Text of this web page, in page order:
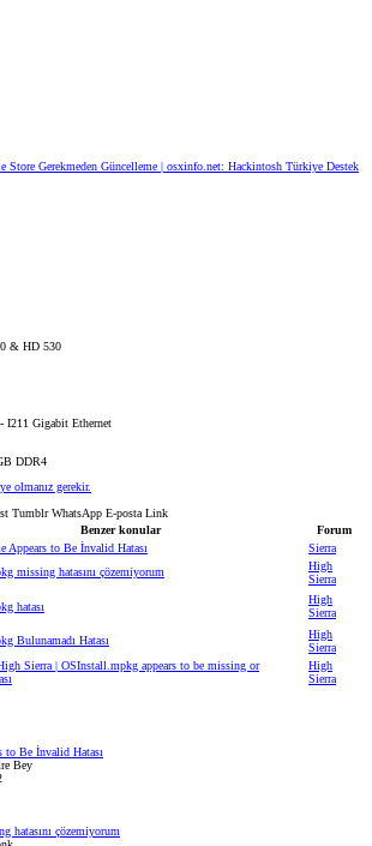
Store Gerekmeden Güncelleme | osxinfo.net: Hackintosh Türkiye Destek
& HD 530
I211 Gigabit Ethernet
DDR4
olmanız gerekir.
Tumblr WhatsApp E-posta Link
Benzer konular
Forum
Appears to Be İnvalid Hatası
Sierra
missing hatasını çözemiyorum
High
Sierra
hatası
High
Sierra
Bulunamadı Hatası
High
Sierra
Sierra | OSInstall.mpkg appears to be missing or
High
Sierra
to Be İnvalid Hatası
Bey
hatasını çözemiyorum